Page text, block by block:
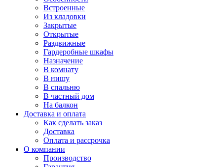
Встроенные
Из кладовки
Закрытые
Открытые
Раздвижные
Гардеробные шкафы
Назначение
В комнату
В нишу
В спальню
В частный дом
На балкон
Доставка и оплата
Как сделать заказ
Доставка
Оплата и рассрочка
О компании
Производство